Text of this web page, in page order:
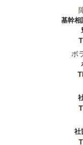
基幹相
ボ
社